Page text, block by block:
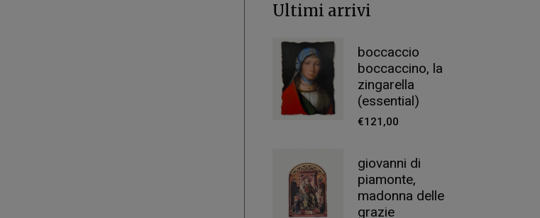
Ultimi arrivi
boccaccio
boccaccino, la
zingarella
(essential)
€121,00
giovanni di
piamonte,
madonna delle
grazie